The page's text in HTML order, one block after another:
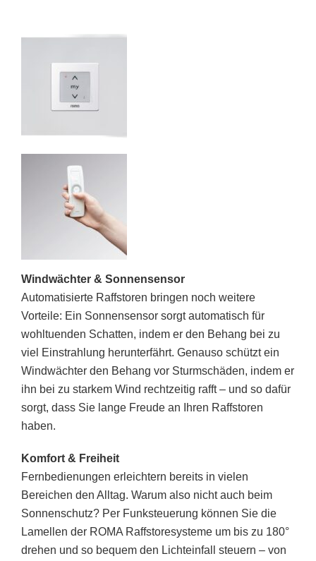
Windwächter & Sonnensensor
Automatisierte Raffstoren bringen noch weitere
Vorteile: Ein Sonnensensor sorgt automatisch für
wohltuenden Schatten, indem er den Behang bei zu
viel Einstrahlung herunterfährt. Genauso schützt ein
Windwächter den Behang vor Sturmschäden, indem er
ihn bei zu starkem Wind rechtzeitig rafft – und so dafür
sorgt, dass Sie lange Freude an Ihren Raffstoren
haben.
Komfort & Freiheit
Fernbedienungen erleichtern bereits in vielen
Bereichen den Alltag. Warum also nicht auch beim
Sonnenschutz? Per Funksteuerung können Sie die
Lamellen der ROMA Raffstoresysteme um bis zu 180°
drehen und so bequem den Lichteinfall steuern – von